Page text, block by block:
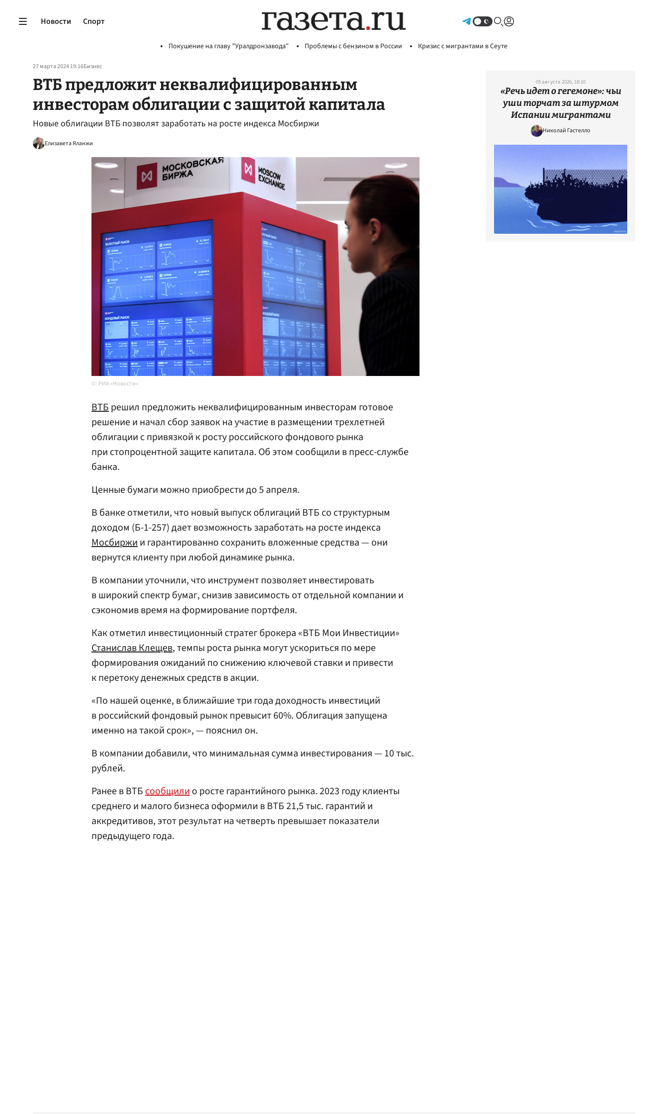
Новости Спорт
Покушение на главу "Уралдронзавода" Проблемы с бензином в России Кризис с мигрантами в Сеуте
27 марта 2024 19:16Бизнес
ВТБ предложит неквалифицированным
инвесторам облигации с защитой капитала
Новые облигации ВТБ позволят заработать на росте индекса Мосбиржи
Елизавета Яланжи
РИА «Новости»
ВТБрешил предложить неквалифицированным инвесторам готовое
решение и начал сбор заявок на участие в размещении трехлетней
облигации с привязкой к росту российского фондового рынка
при стопроцентной защите капитала. Об этом сообщили в пресс-службе
банка.
Ценные бумаги можно приобрести до 5 апреля.
В банке отметили, что новый выпуск облигаций ВТБ со структурным
доходом (Б-1-257) дает возможность заработать на росте индекса
Мосбиржии гарантированно сохранить вложенные средства — они
вернутся клиенту при любой динамике рынка.
В компании уточнили, что инструмент позволяет инвестировать
в широкий спектр бумаг, снизив зависимость от отдельной компании и
сэкономив время на формирование портфеля.
Как отметил инвестиционный стратег брокера «ВТБ Мои Инвестиции»
Станислав Клещев, темпы роста рынка могут ускориться по мере
формирования ожиданий по снижению ключевой ставки и привести
к перетоку денежных средств в акции.
«По нашей оценке, в ближайшие три года доходность инвестиций
в российский фондовый рынок превысит 60%. Облигация запущена
именно на такой срок», — пояснил он.
В компании добавили, что минимальная сумма инвестирования — 10 тыс.
рублей.
Ранее в ВТБсообщилио росте гарантийного рынка. 2023 году клиенты
среднего и малого бизнеса оформили в ВТБ 21,5 тыс. гарантий и
аккредитивов, этот результат на четверть превышает показатели
предыдущего года.
05 августа 2026, 18:10
«Речь идет о гегемоне»: чьи
уши торчат за штурмом
Испании мигрантами
Николай Гастелло